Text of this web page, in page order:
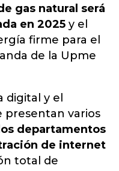
gas natural será
en 2025 y el
firme para el
de la Upme
digital y el
presentan varios
departamentos
de internet
total de